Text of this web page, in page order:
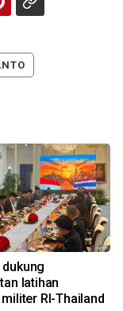
latihan
RI-Thailand